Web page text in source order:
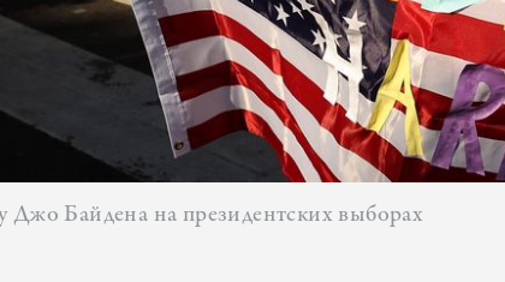
Джо Байдена на президентских выборах